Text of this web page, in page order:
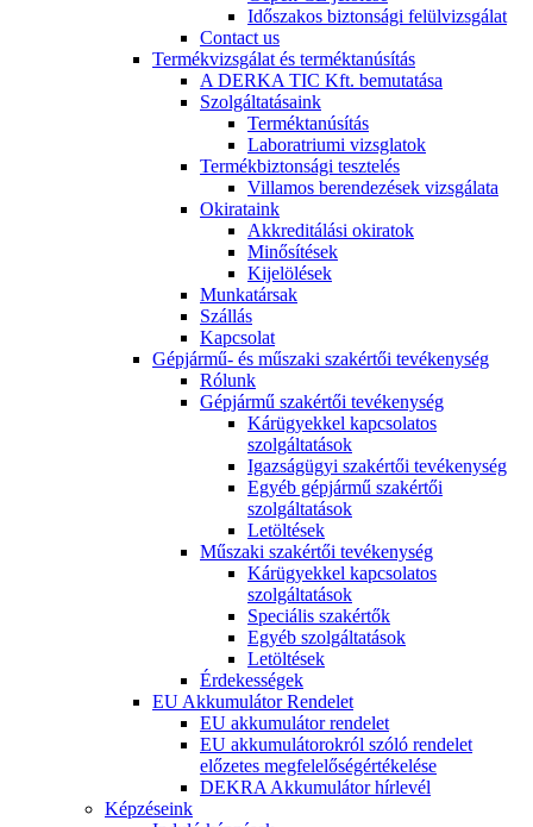
Időszakos biztonsági felülvizsgálat
Contact us
Termékvizsgálat és terméktanúsítás
A DERKA TIC Kft. bemutatása
Szolgáltatásaink
Terméktanúsítás
Laboratriumi vizsglatok
Termékbiztonsági tesztelés
Villamos berendezések vizsgálata
Okirataink
Akkreditálási okiratok
Minősítések
Kijelölések
Munkatársak
Szállás
Kapcsolat
Gépjármű- és műszaki szakértői tevékenység
Rólunk
Gépjármű szakértői tevékenység
Kárügyekkel kapcsolatos
szolgáltatások
Igazságügyi szakértői tevékenység
Egyéb gépjármű szakértői
szolgáltatások
Letöltések
Műszaki szakértői tevékenység
Kárügyekkel kapcsolatos
szolgáltatások
Speciális szakértők
Egyéb szolgáltatások
Letöltések
Érdekességek
EU Akkumulátor Rendelet
EU akkumulátor rendelet
EU akkumulátorokról szóló rendelet
előzetes megfelelőségértékelése
DEKRA Akkumulátor hírlevél
Képzéseink